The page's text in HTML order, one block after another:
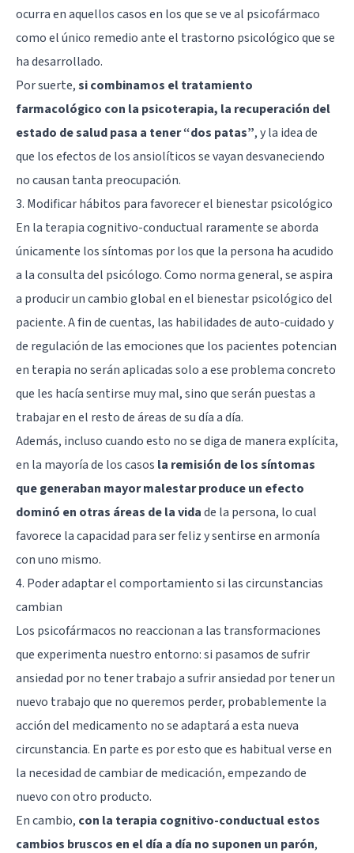
ocurra en aquellos casos en los que se ve al psicofármaco
como el único remedio ante el trastorno psicológico que se
ha desarrollado.
Por suerte,si combinamos el tratamiento
farmacológico con la psicoterapia, la recuperación del
estado de salud pasa a tener “dos patas”, y la idea de
que los efectos de los ansiolíticos se vayan desvaneciendo
no causan tanta preocupación.
3. Modificar hábitos para favorecer el bienestar psicológico
En la terapia cognitivo-conductual raramente se aborda
únicamente los síntomas por los que la persona ha acudido
a la consulta del psicólogo. Como norma general, se aspira
a producir un cambio global en el bienestar psicológico del
paciente. A fin de cuentas, las habilidades de auto-cuidado y
de regulación de las emociones que los pacientes potencian
en terapia no serán aplicadas solo a ese problema concreto
que les hacía sentirse muy mal, sino que serán puestas a
trabajar en el resto de áreas de su día a día.
Además, incluso cuando esto no se diga de manera explícita,
en la mayoría de los casos la remisión de los síntomas
que generaban mayor malestar produce un efecto
dominó en otras áreas de la vidade la persona, lo cual
favorece la capacidad para ser feliz y sentirse en armonía
con uno mismo.
4. Poder adaptar el comportamiento si las circunstancias
cambian
Los psicofármacos no reaccionan a las transformaciones
que experimenta nuestro entorno: si pasamos de sufrir
ansiedad por no tener trabajo a sufrir ansiedad por tener un
nuevo trabajo que no queremos perder, probablemente la
acción del medicamento no se adaptará a esta nueva
circunstancia. En parte es por esto que es habitual verse en
la necesidad de cambiar de medicación, empezando de
nuevo con otro producto.
En cambio, con la terapia cognitivo-conductual estos
cambios bruscos en el día a día no suponen un parón,